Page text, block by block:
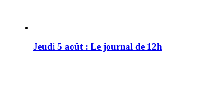
Jeudi 5 août : Le journal de 12h